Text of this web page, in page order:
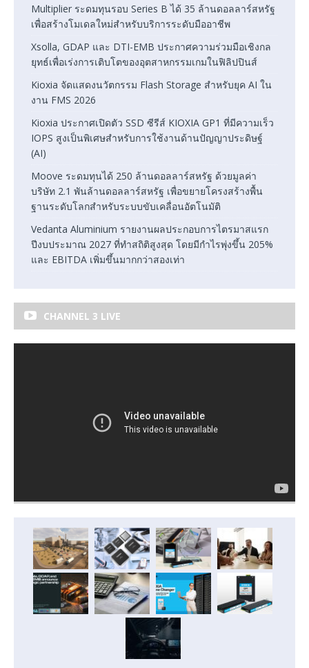
Multiplier ระดมทุนรอบ Series B ได้ 35 ล้านดอลลาร์สหรัฐ
เพื่อสร้างโมเดลใหม่สำหรับบริการระดับมืออาชีพ
Xsolla, GDAP และ DTI-EMB ประกาศความร่วมมือเชิงกล
ยุทธ์เพื่อเร่งการเติบโตของอุตสาหกรรมเกมในฟิลิปปินส์
Kioxia จัดแสดงนวัตกรรม Flash Storage สำหรับยุค AI ใน
งาน FMS 2026
Kioxia ประกาศเปิดตัว SSD ซีรีส์ KIOXIA GP1 ที่มีความเร็ว
IOPS สูงเป็นพิเศษสำหรับการใช้งานด้านปัญญาประดิษฐ์
(AI)
Moove ระดมทุนได้ 250 ล้านดอลลาร์สหรัฐ ด้วยมูลค่า
บริษัท 2.1 พันล้านดอลลาร์สหรัฐ เพื่อขยายโครงสร้างพื้น
ฐานระดับโลกสำหรับระบบขับเคลื่อนอัตโนมัติ
Vedanta Aluminium รายงานผลประกอบการไตรมาสแรก
ปีงบประมาณ 2027 ที่ทำสถิติสูงสุด โดยมีกำไรพุ่งขึ้น 205%
และ EBITDA เพิ่มขึ้นมากกว่าสองเท่า
CHANNEL 3 LIVE